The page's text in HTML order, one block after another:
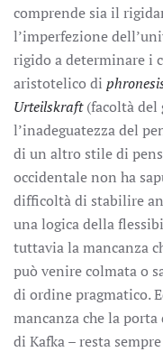
comprende sia il
l’imperfezione
rigido a determinare i
aristotelico di
Urteilskraft(facoltà del
l’inadeguatezza del
di un altro stile di
occidentale non ha
difficoltà di stabilire
una logica della
tuttavia la mancanza
può venire colmata o
di ordine pragmatico.
mancanza che la
di Kafka – resta